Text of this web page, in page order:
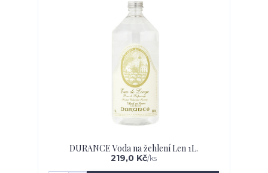
DURANCE Voda na žehlení Len 1L.
219,0 Kč/ks